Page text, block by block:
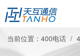
当前位置： 400电话